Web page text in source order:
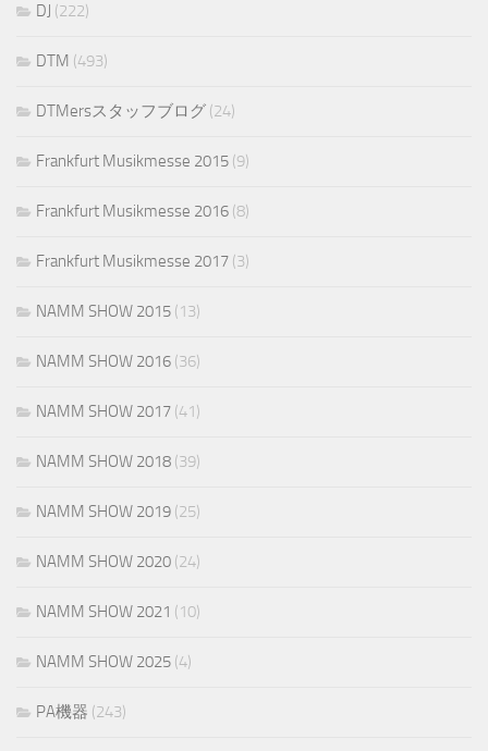
DJ (222)
DTM (493)
DTMersスタッフブログ (24)
Frankfurt Musikmesse 2015 (9)
Frankfurt Musikmesse 2016 (8)
Frankfurt Musikmesse 2017 (3)
NAMM SHOW 2015 (13)
NAMM SHOW 2016 (36)
NAMM SHOW 2017 (41)
NAMM SHOW 2018 (39)
NAMM SHOW 2019 (25)
NAMM SHOW 2020 (24)
NAMM SHOW 2021 (10)
NAMM SHOW 2025 (4)
PA機器 (243)